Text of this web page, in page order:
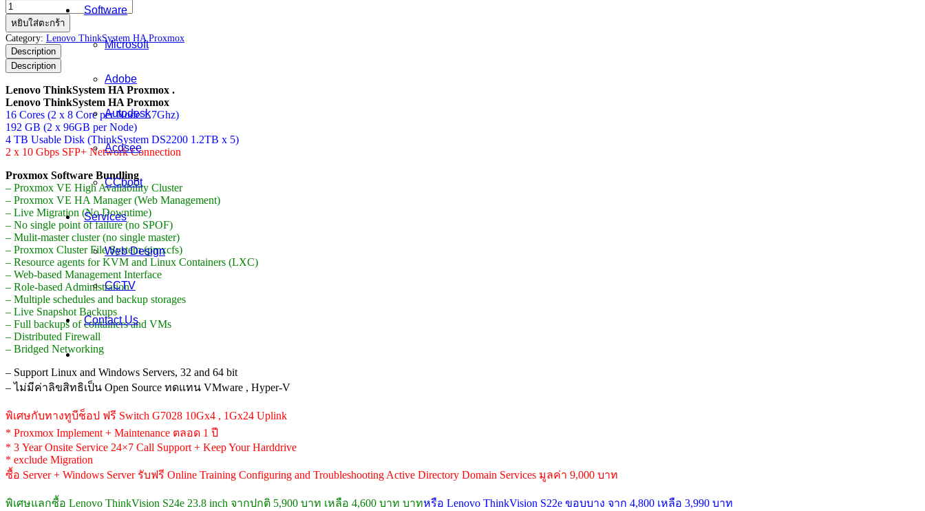
Software
Microsoft
Adobe
Autodesk
Acdsee
CCboot
Services
Web Design
CCTV
Contact Us
จำนวน
Lenovo
ThinkSystem
HA
Proxmox
ชิ้น
หยิบใส่ตะกร้า
Category: Lenovo ThinkSystem HA Proxmox
Description
Description
Lenovo ThinkSystem HA Proxmox .
Lenovo ThinkSystem HA Proxmox
16 Cores (2 x 8 Core per Node 1.7Ghz)
192 GB (2 x 96GB per Node)
4 TB Usable Disk (ThinkSystem DS2200 1.2TB x 5)
2 x 10 Gbps SFP+ Network Connection
Proxmox Software Bundling
– Proxmox VE High Availability Cluster
– Proxmox VE HA Manager (Web Management)
– Live Migration (No Downtime)
– No single point of failure (no SPOF)
– Mulit-master cluster (no single master)
– Proxmox Cluster File System (pmxcfs)
– Resource agents for KVM and Linux Containers (LXC)
– Web-based Management Interface
– Role-based Administration
– Multiple schedules and backup storages
– Live Snapshot Backups
– Full backups of containers and VMs
– Distributed Firewall
– Bridged Networking
– Support Linux and Windows Servers, 32 and 64 bit
– ไม่มีค่าลิขสิทธิเป็น Open Source ทดแทน VMware , Hyper-V
พิเศษกับทางทูบีช็อป ฟรี Switch G7028 10Gx4 , 1Gx24 Uplink
* Proxmox Implement + Maintenance ตลอด 1 ปี
* 3 Year Onsite Service 24×7 Call Support + Keep Your Harddrive
* exclude Migration
ซื้อ Server + Windows Server รับฟรี Online Training Configuring and Troubleshooting Active Directory Domain Services มูลค่า 9,000 บาท
พิเศษแลกซื้อ Lenovo ThinkVision S24e 23.8 inch จากปกติ 5,900 บาท เหลือ 4,600 บาท บาทหรือ Lenovo ThinkVision S22e ขอบบาง จาก 4,800 เหลือ 3,990 บาท